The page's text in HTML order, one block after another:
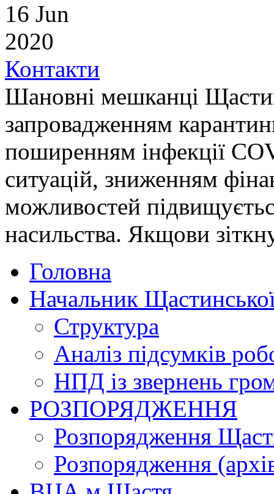
16 Jun
2020
Контакти
Шановні мешканці
запровадженням
поширенням інфекції
ситуацій, зниженням
можливостей
насильства. Якщови
Головна
Начальник
Структура
Аналіз підсумків
НПД із звернень
РОЗПОРЯДЖЕННЯ
Розпорядження
Розпорядження